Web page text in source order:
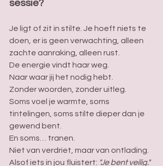
sessie?
Je ligt of zit in stilte. Je hoeft niets te
doen, er is geen verwachting, alleen
zachte aanraking, alleen rust.
De energie vindt haar weg.
Naar waar jij het nodig hebt.
Zonder woorden, zonder uitleg.
Soms voel je warmte, soms
tintelingen, soms stilte dieper dan je
gewend bent.
En soms… tranen.
Niet van verdriet, maar van ontlading.
Alsof iets in jou fluistert: "Je bent veilig."